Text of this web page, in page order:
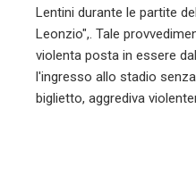
Lentini durante le partite
Leonzio",. Tale
violenta posta in essere
l'ingresso allo stadio
biglietto, aggrediva